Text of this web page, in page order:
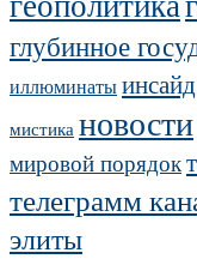
глубинное
иллюминатыинсайд
мистика новости
мировой порядок
телеграмм
элиты